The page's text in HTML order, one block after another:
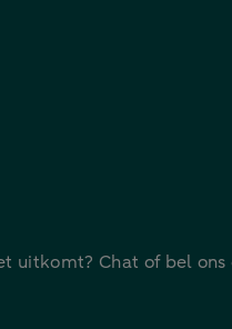
uitkomt? Chat of bel ons